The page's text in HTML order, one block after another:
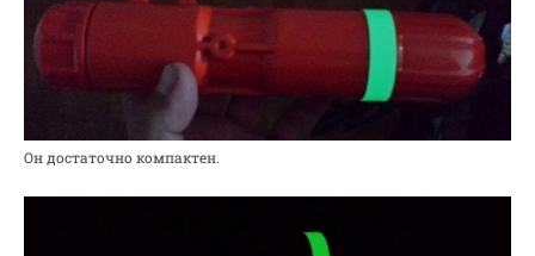
Он достаточно компактен.